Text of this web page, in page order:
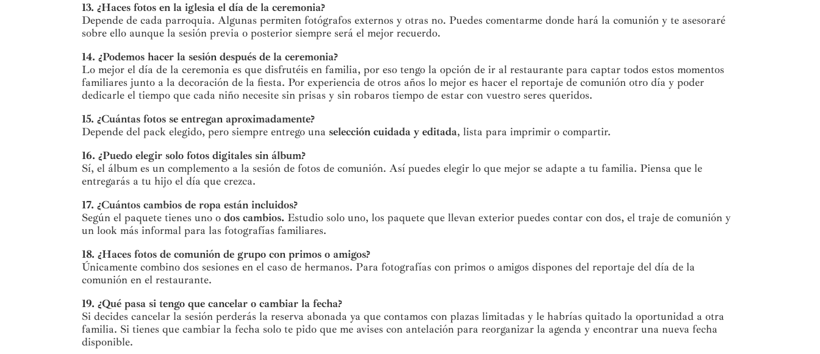
13. ¿Haces fotos en la iglesia el día de la ceremonia?
Depende de cada parroquia. Algunas permiten fotógrafos externos y otras no. Puedes comentarme donde hará la comunión y te asesoraré
sobre ello aunque la sesión previa o posterior siempre será el mejor recuerdo.
14. ¿Podemos hacer la sesión después de la ceremonia?
Lo mejor el día de la ceremonia es que disfrutéis en familia, por eso tengo la opción de ir al restaurante para captar todos estos momentos
familiares junto a la decoración de la fiesta. Por experiencia de otros años lo mejor es hacer el reportaje de comunión otro día y poder
dedicarle el tiempo que cada niño necesite sin prisas y sin robaros tiempo de estar con vuestro seres queridos.
15. ¿Cuántas fotos se entregan aproximadamente?
Depende del pack elegido, pero siempre entrego unaselección cuidada y editada, lista para imprimir o compartir.
16. ¿Puedo elegir solo fotos digitales sin álbum?
Sí, el álbum es un complemento a la sesión de fotos de comunión. Así puedes elegir lo que mejor se adapte a tu familia. Piensa que le
entregarás a tu hijo el día que crezca.
17. ¿Cuántos cambios de ropa están incluidos?
Según el paquete tienes uno odos cambios.Estudio solo uno, los paquete que llevan exterior puedes contar con dos, el traje de comunión y
un look más informal para las fotografías familiares.
18. ¿Haces fotos de comunión de grupo con primos o amigos?
Únicamente combino dos sesiones en el caso de hermanos. Para fotografías con primos o amigos dispones del reportaje del día de la
comunión en el restaurante.
19. ¿Qué pasa si tengo que cancelar o cambiar la fecha?
Si decides cancelar la sesión perderás la reserva abonada ya que contamos con plazas limitadas y le habrías quitado la oportunidad a otra
familia. Si tienes que cambiar la fecha solo te pido que me avises con antelación para reorganizar la agenda y encontrar una nueva fecha
disponible.